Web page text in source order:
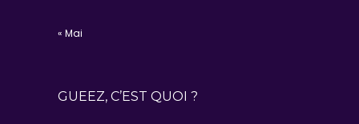
« Mai
GUEEZ, C’EST QUOI ?